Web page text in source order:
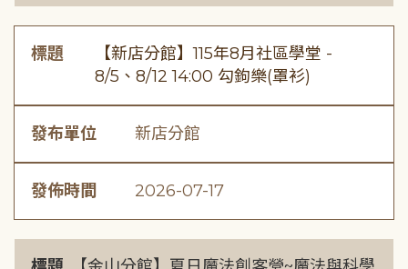
標題
【新店分館】115年8月社區學堂 -
8/5、8/12 14:00 勾鉤樂(罩衫)
發布單位 新店分館
發佈時間 2026-07-17